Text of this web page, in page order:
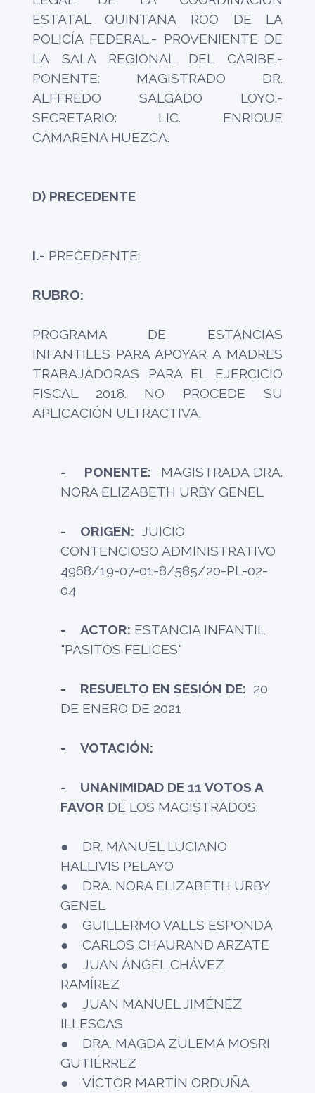
ESTATAL QUINTANA ROO DE LA
POLICÍA FEDERAL.- PROVENIENTE DE
LA SALA REGIONAL DEL CARIBE.-
PONENTE: MAGISTRADO DR.
ALFFREDO SALGADO LOYO.-
SECRETARIO: LIC. ENRIQUE
CAMARENA HUEZCA.
D) PRECEDENTE
I.- PRECEDENTE:
RUBRO:
PROGRAMA DE ESTANCIAS
INFANTILES PARA APOYAR A MADRES
TRABAJADORAS PARA EL EJERCICIO
FISCAL 2018. NO PROCEDE SU
APLICACIÓN ULTRACTIVA.
- PONENTE: MAGISTRADA DRA.
NORA ELIZABETH URBY GENEL
- ORIGEN: JUICIO
CONTENCIOSO ADMINISTRATIVO
4968/19-07-01-8/585/20-PL-02-
04
- ACTOR: ESTANCIA INFANTIL
"PASITOS FELICES"
- RESUELTO EN SESIÓN DE: 20
DE ENERO DE 2021
- VOTACIÓN:
- UNANIMIDAD DE 11 VOTOS A
FAVOR DE LOS MAGISTRADOS:
● DR. MANUEL LUCIANO
HALLIVIS PELAYO
● DRA. NORA ELIZABETH URBY
GENEL
● GUILLERMO VALLS ESPONDA
● CARLOS CHAURAND ARZATE
● JUAN ÁNGEL CHÁVEZ
RAMÍREZ
● JUAN MANUEL JIMÉNEZ
ILLESCAS
● DRA. MAGDA ZULEMA MOSRI
GUTIÉRREZ
● VÍCTOR MARTÍN ORDUÑA